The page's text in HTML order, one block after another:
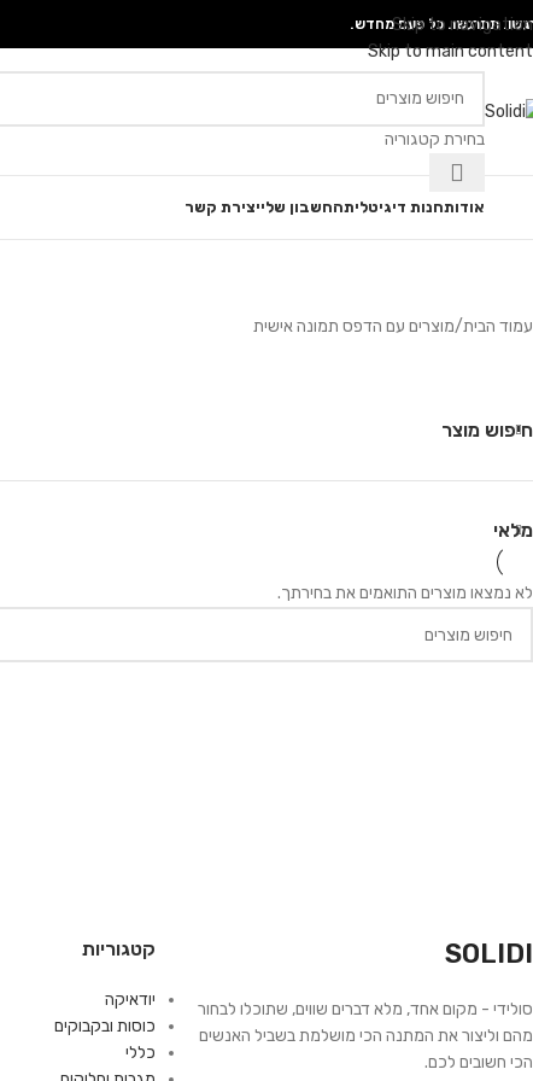
Skip to navigation
Skip to main content
תתרגשו. כל פעם מחדש.
בחירת קטגוריה
אודותחנות דיגיטליתהחשבון שלייצירת קשר
עמוד הבית מוצרים עם הדפס תמונה אישית
חיפוש מוצר
מלאי
לא נמצאו מוצרים התואמים את בחירתך.
SOLIDI
סולידי - מקום אחד, מלא דברים שווים, שתוכלו לבחור
מהם וליצור את המתנה הכי מושלמת בשביל האנשים
הכי חשובים לכם.
קטגוריות
יודאיקה
כוסות ובקבוקים
כללי